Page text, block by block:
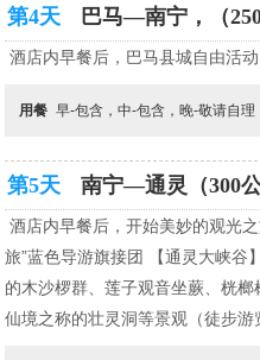
第4天 巴马—南宁，（
酒店内早餐后，巴马县城自由活
用餐 早-包含，中-包含，晚-敬请自理
第5天 南宁—通灵（300
酒店内早餐后，开始美妙的观光
旅”蓝色导游旗接团 【通灵大峡谷
的木沙椤群、莲子观音坐蕨、桄
仙境之称的壮灵洞等景观（徒步